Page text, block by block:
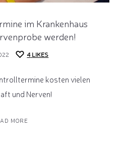
im Krankenhaus
werden!
4 LIKES
kosten vielen
und Nerven!
MORE